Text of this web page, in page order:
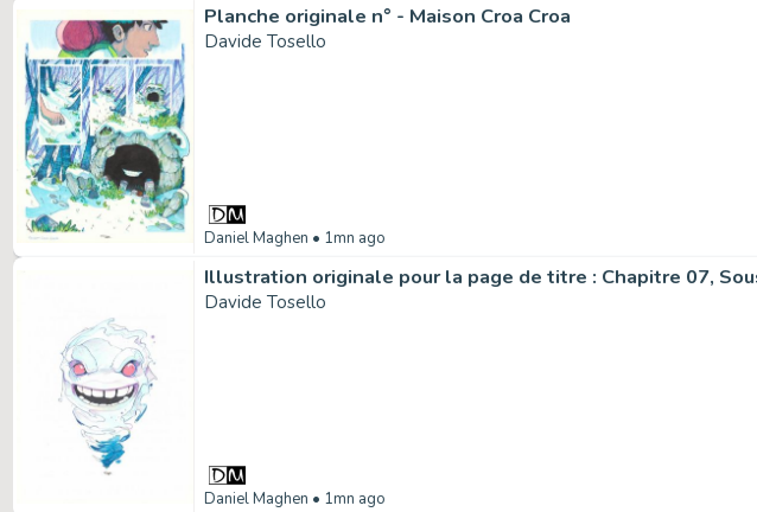
Planche originale n° - Maison Croa Croa
Davide Tosello
Daniel Maghen • 1mn ago
Davide Tosello
Daniel Maghen • 1mn ago